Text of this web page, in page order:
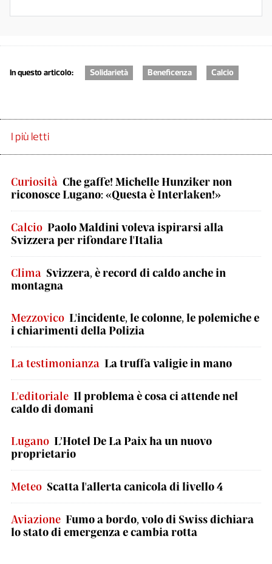
In questo articolo: Solidarietà Beneficenza Calcio
I più letti
Curiosità Che gaffe! Michelle Hunziker non
riconosce Lugano: «Questa è Interlaken!»
Calcio Paolo Maldini voleva ispirarsi alla
Svizzera per rifondare l'Italia
Clima Svizzera, è record di caldo anche in
montagna
Mezzovico L'incidente, le colonne, le polemiche e
i chiarimenti della Polizia
La testimonianza La truffa valigie in mano
L'editoriale Il problema è cosa ci attende nel
caldo di domani
Lugano L’Hotel De La Paix ha un nuovo
proprietario
Meteo Scatta l'allerta canicola di livello 4
Aviazione Fumo a bordo, volo di Swiss dichiara
lo stato di emergenza e cambia rotta